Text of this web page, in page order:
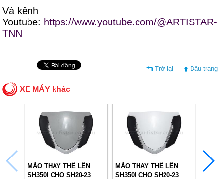
Và kênh
Youtube: https://www.youtube.com/@ARTISTAR-
TNN
Trở lại Đầu trang
XE MÁY khác
MÃO THAY THẾ LÊN
SH350I CHO SH20-23
MÃO THAY THẾ LÊN
SH350I CHO SH20-23